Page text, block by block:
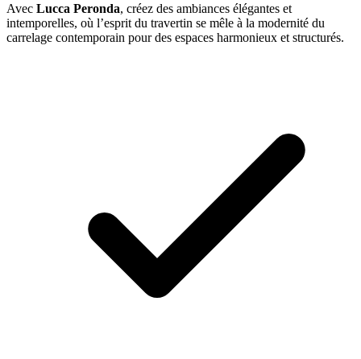
Avec Lucca Peronda, créez des ambiances élégantes et
intemporelles, où l’esprit du travertin se mêle à la modernité du
carrelage contemporain pour des espaces harmonieux et structurés.